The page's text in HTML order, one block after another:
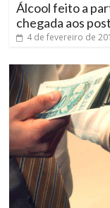
Álcool feito a
chegada aos
4 de fevereiro de